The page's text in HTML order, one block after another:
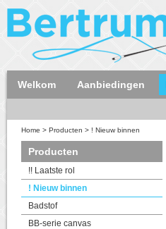
Welkom Aanbiedingen
Home > Producten > ! Nieuw binnen
Producten
!! Laatste rol
! Nieuw binnen
Badstof
BB-serie canvas